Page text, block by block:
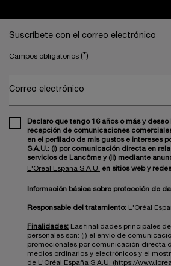
Suscríbete con el correo electrónico
Campos obligatorios (*)
Correo electrónico
Declaro que tengo 16 años o más y
recepción de comunicaciones
en el perfilado de mis gustos e intereses
S.A.U.: (i) por comunicación directa en
servicios de Lancôme y (ii) mediante
L'Oréal España S.A.U.
en sitios web y
Información básica sobre protección de
Responsable del tratamiento: L'Oréal
Finalidades: Las finalidades principales
personales son: (i) el envío de
promocionales por comunicación directa
medios ordinarios y electrónicos y el
de L'Oréal España S.A.U. (https://